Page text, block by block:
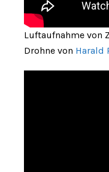
Luftaufnahme von
Drohne von Harald